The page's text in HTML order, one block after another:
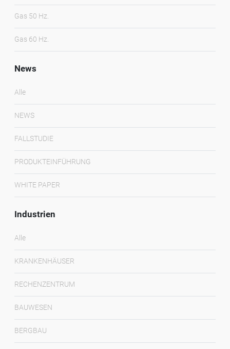
Gas 50 Hz.
Gas 60 Hz.
News
Alle
NEWS
FALLSTUDIE
PRODUKTEINFÜHRUNG
WHITE PAPER
Industrien
Alle
KRANKENHÄUSER
RECHENZENTRUM
BAUWESEN
BERGBAU